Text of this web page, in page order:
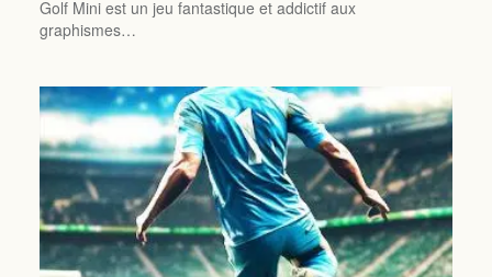
Golf Mini est un jeu fantastique et addictif aux
graphismes…